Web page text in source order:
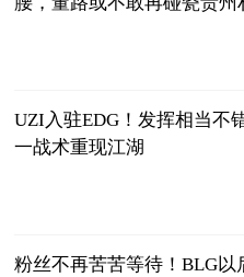
UZI入驻EDG！发挥相当不
一战术重现江湖
粉丝不再苦苦等待！BLG以